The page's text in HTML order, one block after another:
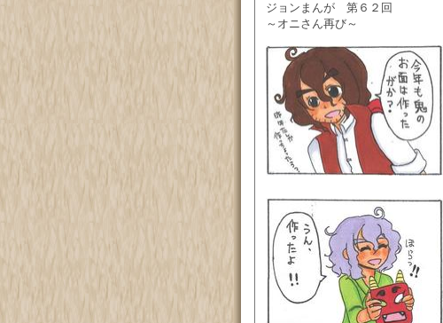
ジョンまんが 第６２回
～オニさん再び～